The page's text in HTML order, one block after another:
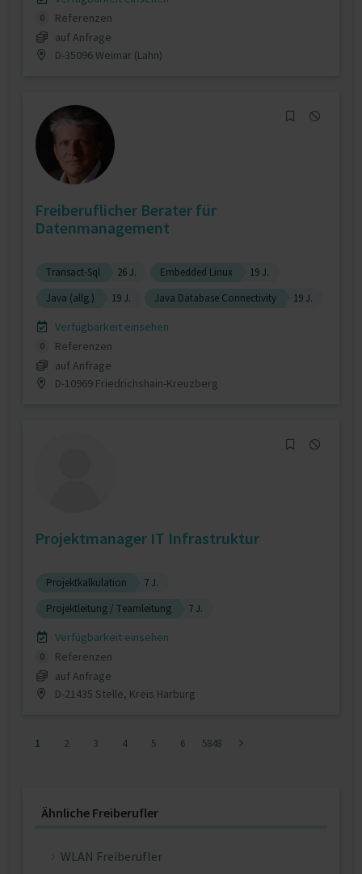
0
Referenzen
auf Anfrage
D-35096 Weimar (Lahn)
Freiberuflicher Berater für
Datenmanagement
Transact-Sql 26 J. Embedded Linux
19 J.
Java (allg.)
19 J. Java Database Connectivity 19 J.
Verfügbarkeit einsehen
0
Referenzen
auf Anfrage
D-10969 Friedrichshain-Kreuzberg
Projektmanager IT Infrastruktur
Projektkalkulation
7 J.
Projektleitung / Teamleitung
7 J.
Verfügbarkeit einsehen
0
Referenzen
auf Anfrage
D-21435 Stelle, Kreis Harburg
1 2 3 4 5 6 5848
Ähnliche Freiberufler
WLAN Freiberufler